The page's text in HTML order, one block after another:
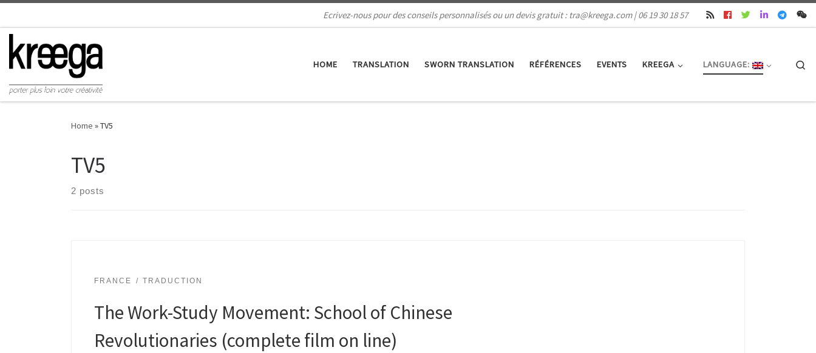
Ecrivez-nous pour des conseils personnalisés ou un devis gratuit : tra@kreega.com | 06 19 30 18 57
HOME TRANSLATION SWORN TRANSLATION RÉFÉRENCES EVENTS KREEGA LANGUAGE:
Home »TV5
TV5
2 posts
FRANCE TRADUCTION
The Work-Study Movement: School of Chinese
Revolutionaries (complete film on line)